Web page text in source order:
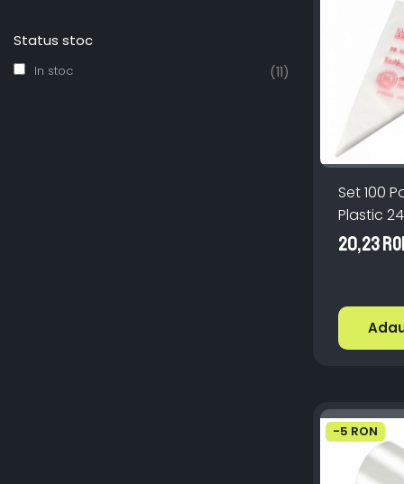
Status stoc
In stoc (11)
Set 100
Plastic
Folosinta
20,23
-5 RON